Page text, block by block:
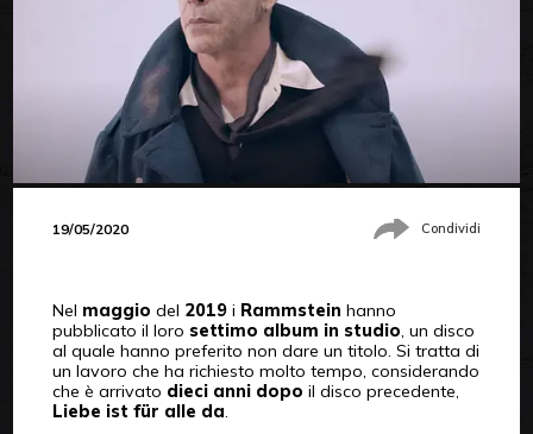
19/05/2020 Condividi
Nel maggio del 2019i Rammstein hanno
pubblicato il loro settimo album in studio, un disco
al quale hanno preferito non dare un titolo. Si tratta di
un lavoro che ha richiesto molto tempo, considerando
che è arrivato dieci anni dopo il disco precedente,
Liebe ist für alle da.